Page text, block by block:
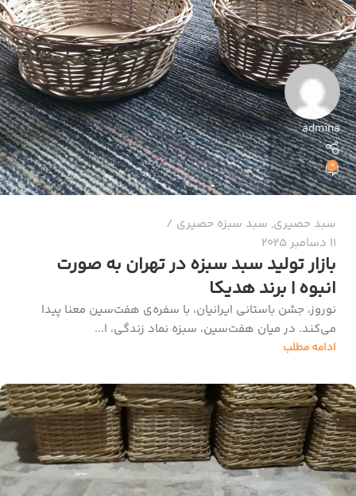
admina
0
سبد حصیری, سبد سبزه حصیری
11 دسامبر 2025
بازار تولید سبد سبزه در تهران به صورت
انبوه | برند هدیکا
نوروز، جشن باستانی ایرانیان، با سفره‌ی هفت‌سین معنا پیدا
می‌کند. در میان هفت‌سین، سبزه نماد زندگی، ا...
ادامه مطلب